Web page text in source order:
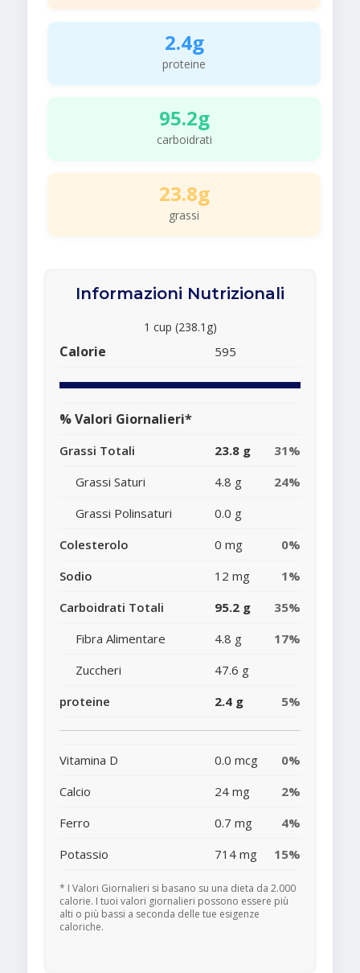
2.4g
proteine
95.2g
carboidrati
23.8g
grassi
Informazioni Nutrizionali
1 cup (238.1g)
Calorie 595
% Valori Giornalieri*
Grassi Totali 23.8 g
31%
Grassi Saturi
4.8 g
24%
Grassi Polinsaturi
0.0 g
Colesterolo
0 mg
0%
Sodio
12 mg
1%
Carboidrati Totali
95.2 g
35%
Fibra Alimentare
4.8 g
17%
Zuccheri
47.6 g
proteine
2.4 g 5%
Vitamina D 0.0 mcg
0%
Calcio
24 mg
2%
Ferro
0.7 mg
4%
Potassio
714 mg 15%
* I Valori Giornalieri si basano su una dieta da 2.000
calorie. I tuoi valori giornalieri possono essere più
alti o più bassi a seconda delle tue esigenze
caloriche.